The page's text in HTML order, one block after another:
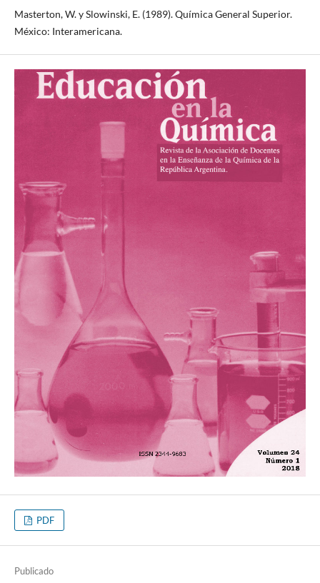
Masterton, W. y Slowinski, E. (1989). Química General Superior.
México: Interamericana.
PDF
Publicado